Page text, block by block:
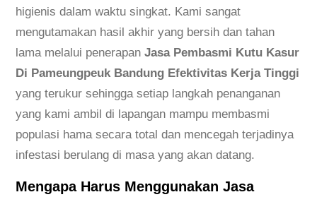
higienis dalam waktu singkat. Kami sangat
mengutamakan hasil akhir yang bersih dan tahan
lama melalui penerapanJasa Pembasmi Kutu Kasur
Di Pameungpeuk Bandung Efektivitas Kerja Tinggi
yang terukur sehingga setiap langkah penanganan
yang kami ambil di lapangan mampu membasmi
populasi hama secara total dan mencegah terjadinya
infestasi berulang di masa yang akan datang.
Mengapa Harus Menggunakan Jasa